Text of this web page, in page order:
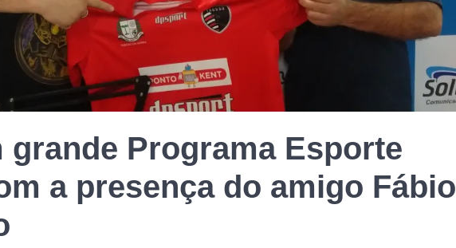
grande Programa Esporte
a presença do amigo Fábio